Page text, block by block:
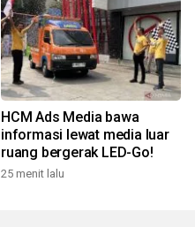
HCM Ads Media bawa
informasi lewat media luar
ruang bergerak LED-Go!
25 menit lalu